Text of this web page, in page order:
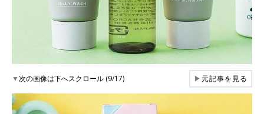
▼次の画像は下へスクロール (9/17) ▶元記事を見る